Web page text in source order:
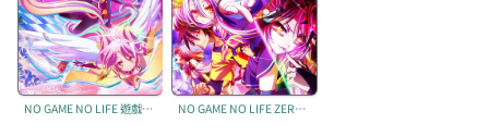
NO GAME NO LIFE 遊戲人生 NO GAME NO LIFE ZERO 遊戲人生 ZERO